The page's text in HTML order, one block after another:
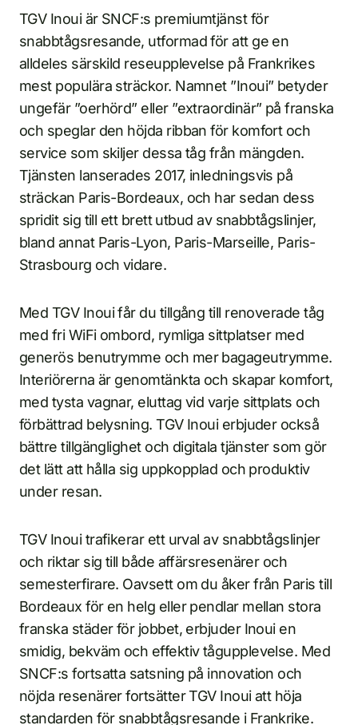
TGV Inoui är SNCF:s premiumtjänst för
snabbtågsresande, utformad för att ge en
alldeles särskild reseupplevelse på Frankrikes
mest populära sträckor. Namnet ”Inoui” betyder
ungefär ”oerhörd” eller ”extraordinär” på franska
och speglar den höjda ribban för komfort och
service som skiljer dessa tåg från mängden.
Tjänsten lanserades 2017, inledningsvis på
sträckan Paris-Bordeaux, och har sedan dess
spridit sig till ett brett utbud av snabbtågslinjer,
bland annat Paris-Lyon, Paris-Marseille, Paris-
Strasbourg och vidare.
Med TGV Inoui får du tillgång till renoverade tåg
med fri WiFi ombord, rymliga sittplatser med
generös benutrymme och mer bagageutrymme.
Interiörerna är genomtänkta och skapar komfort,
med tysta vagnar, eluttag vid varje sittplats och
förbättrad belysning. TGV Inoui erbjuder också
bättre tillgänglighet och digitala tjänster som gör
det lätt att hålla sig uppkopplad och produktiv
under resan.
TGV Inoui trafikerar ett urval av snabbtågslinjer
och riktar sig till både affärsresenärer och
semesterfirare. Oavsett om du åker från Paris till
Bordeaux för en helg eller pendlar mellan stora
franska städer för jobbet, erbjuder Inoui en
smidig, bekväm och effektiv tågupplevelse. Med
SNCF:s fortsatta satsning på innovation och
nöjda resenärer fortsätter TGV Inoui att höja
standarden för snabbtågsresande i Frankrike.